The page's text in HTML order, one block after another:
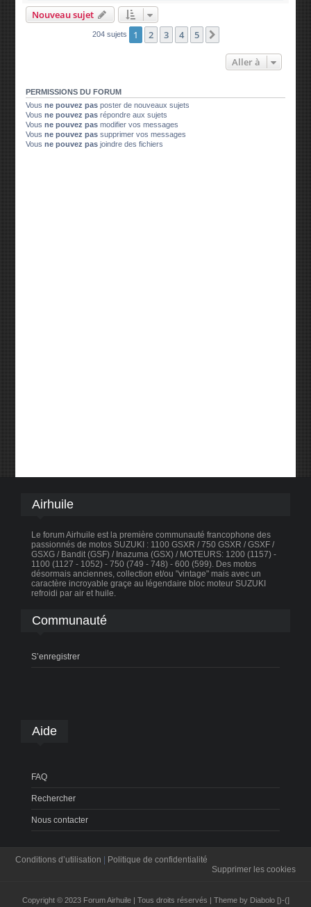
Nouveau sujet
204 sujets 1 2 3 4 5
Aller à
PERMISSIONS DU FORUM
Vousne pouvez pas poster de nouveaux sujets
Vousne pouvez pas répondre aux sujets
Vousne pouvez pas modifier vos messages
Vousne pouvez pas supprimer vos messages
Vousne pouvez pas joindre des fichiers
Airhuile
Le forum Airhuile est la première communauté francophone des
passionnés de motos SUZUKI : 1100 GSXR / 750 GSXR / GSXF /
GSXG / Bandit (GSF) / Inazuma (GSX) / MOTEURS: 1200 (1157) -
1100 (1127 - 1052) - 750 (749 - 748) - 600 (599). Des motos
désormais anciennes, collection et/ou "vintage" mais avec un
caractère incroyable graçe au légendaire bloc moteur SUZUKI
refroidi par air et huile.
Communauté
S’enregistrer
Aide
FAQ
Rechercher
Nous contacter
Conditions d’utilisation
Politique de confidentialité
Supprimer les cookies
Copyright © 2023 Forum Airhuile | Tous droits réservés | Theme by Diabolo [)-(]